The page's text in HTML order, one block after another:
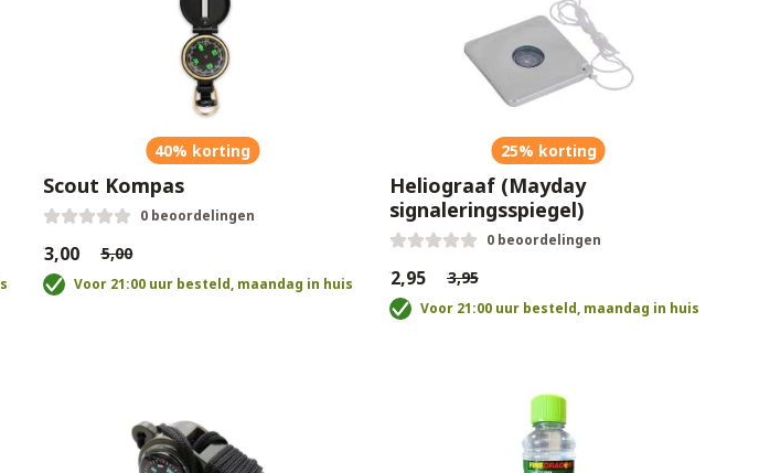
40% korting
Scout Kompas
0 beoordelingen
€3,00 €5,00
Voor 21:00 uur besteld, maandag in huis
25% korting
Heliograaf (Mayday
signaleringsspiegel)
0 beoordelingen
€2,95 €3,95
Voor 21:00 uur besteld, maandag in huis